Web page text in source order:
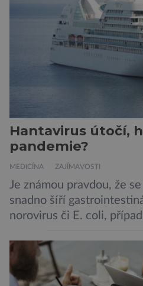
například cystické
Hantavirus útočí,
pandemie?
MEDICÍNA ZAJÍMAVOSTI
Je známou pravdou, že
snadno šíří
norovirus či E. coli,
Ovšem slyšet o prvním
výletní lodi bylo
Zdá se, že nebezpečí